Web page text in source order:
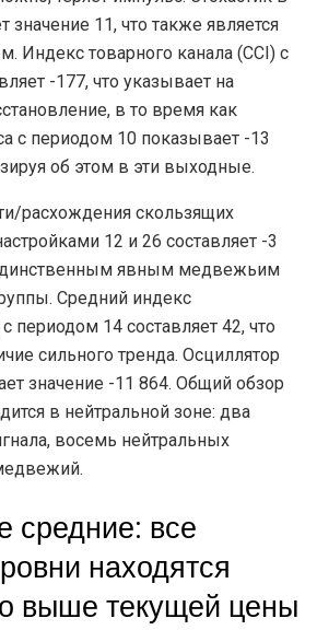
значение 11, что также является
Индекс товарного канала (CCI) с
-177, что указывает на
в то время как
с периодом 10 показывает -13
об этом в эти выходные.
расхождения скользящих
12 и 26 составляет -3
явным медвежьим
Средний индекс
периодом 14 составляет 42, что
сильного тренда. Осциллятор
значение -11 864. Общий обзор
в нейтральной зоне: два
восемь нейтральных
средние: все
находятся
выше текущей цены